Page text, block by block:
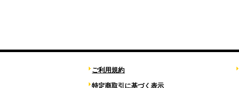
ご利用規約
特定商取引に基づく表示